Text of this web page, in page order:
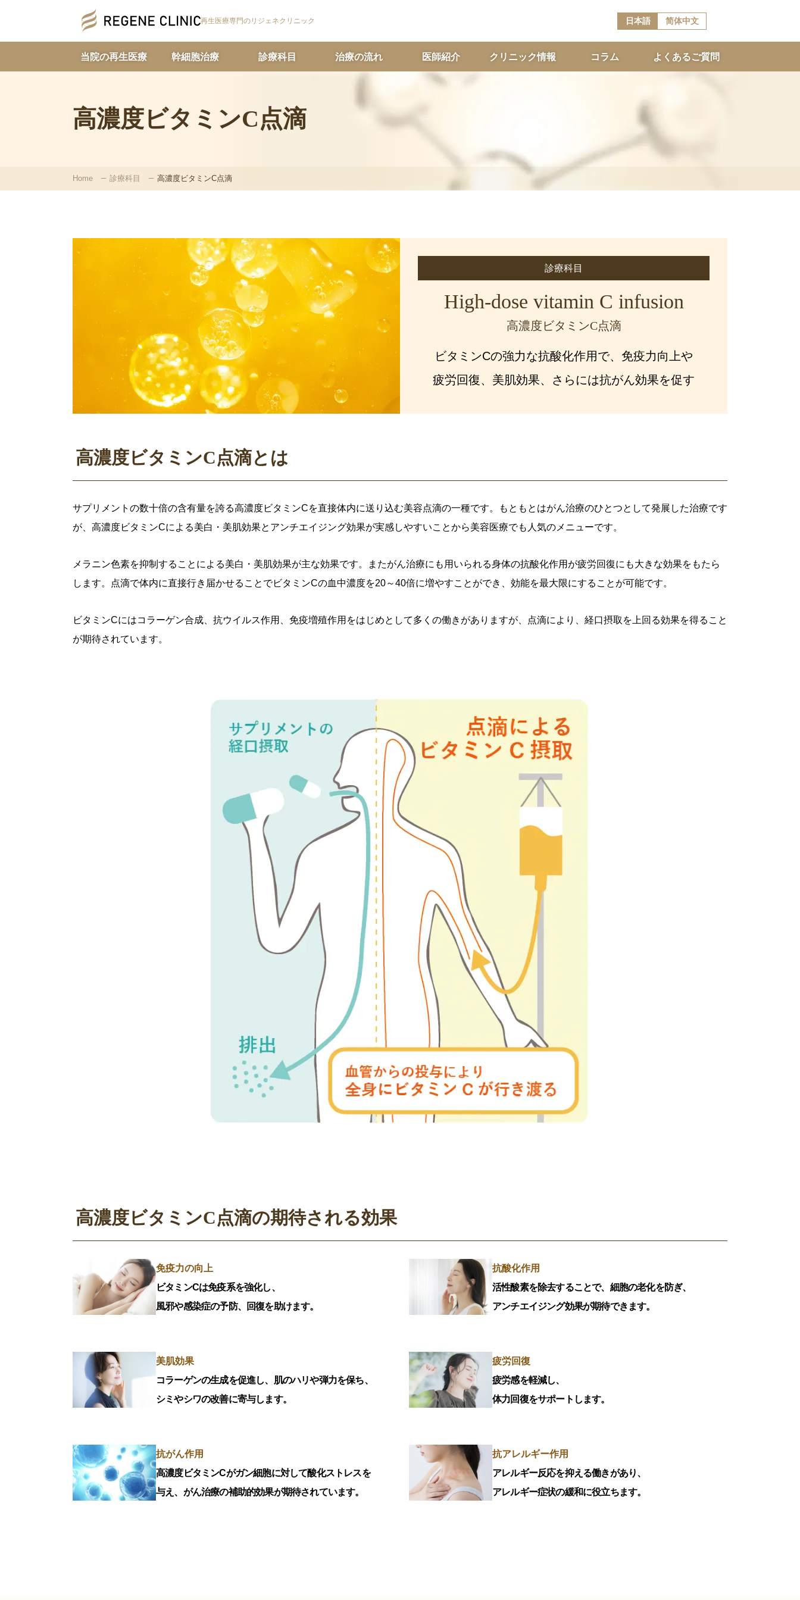
再生医療専門の リジェネクリニック 日本語 简体中文
当院の再生医療 幹細胞治療 診療科目 治療の流れ 医師紹介 クリニック情報 コラム よくあるご質問
高濃度ビタミンC点滴
Home 診療科目 高濃度ビタミンC点滴
診療科目
High-dose vitamin C infusion
高濃度ビタミンC点滴
ビタミンCの強力な抗酸化作用で、免疫力向上や
疲労回復、美肌効果、さらには抗がん効果を促す
高濃度ビタミンC点滴とは
サプリメントの数十倍の含有量を誇る高濃度ビタミンCを直接体内に送り込む美容点滴の一種です。もともとはがん治療のひとつとして発展した治療です
が、高濃度ビタミンCによる美白・美肌効果とアンチエイジング効果が実感しやすいことから美容医療でも人気のメニューです。
メラニン色素を抑制することによる美白・美肌効果が主な効果です。またがん治療にも用いられる身体の抗酸化作用が疲労回復にも大きな効果をもたら
します。点滴で体内に直接行き届かせることでビタミンCの血中濃度を20～40倍に増やすことができ、効能を最大限にすることが可能です。
ビタミンCにはコラーゲン合成、抗ウイルス作用、免疫増殖作用をはじめとして多くの働きがありますが、点滴により、経口摂取を上回る効果を得ること
が期待されています。
高濃度ビタミンC点滴の期待される効果
免疫力の向上
ビタミンCは免疫系を強化し、
風邪や感染症の予防、回復を助けます。
抗酸化作用
活性酸素を除去することで、細胞の老化を防ぎ、
アンチエイジング効果が期待できます。
美肌効果
コラーゲンの生成を促進し、肌のハリや弾力を保ち、
シミやシワの改善に寄与します。
疲労回復
疲労感を軽減し、
体力回復をサポートします。
抗がん作用
高濃度ビタミンCがガン細胞に対して酸化ストレスを
与え、がん治療の補助的効果が期待されています。
抗アレルギー作用
アレルギー反応を抑える働きがあり、
アレルギー症状の緩和に役立ちます。